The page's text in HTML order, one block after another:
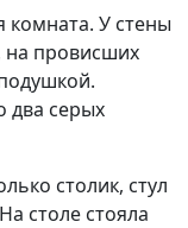
комната. У стены
на провисших
два серых
столик, стул
столе стояла